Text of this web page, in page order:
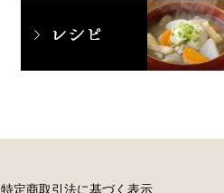
特定商取引法に基づく表示